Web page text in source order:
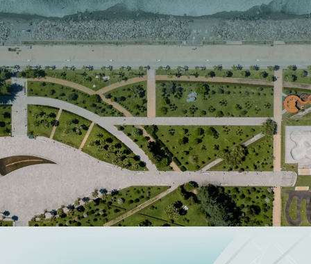
გაყიდვების ოფისი
info@tempoholding.ge